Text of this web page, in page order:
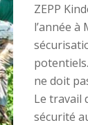
ZEPP
l’année à
ne doit
Le travail
sécurité